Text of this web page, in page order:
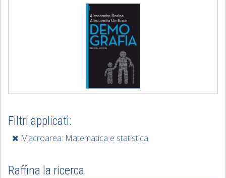
Filtri applicati:
Macroarea: Matematica e statistica
Raffina la ricerca